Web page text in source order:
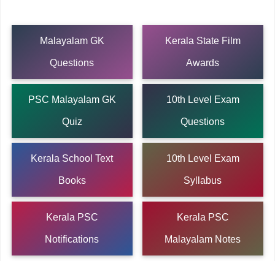
Malayalam GK
Questions
Kerala State Film
Awards
PSC Malayalam GK
Quiz
10th Level Exam
Questions
Kerala School Text
Books
10th Level Exam
Syllabus
Kerala PSC
Notifications
Kerala PSC
Malayalam Notes